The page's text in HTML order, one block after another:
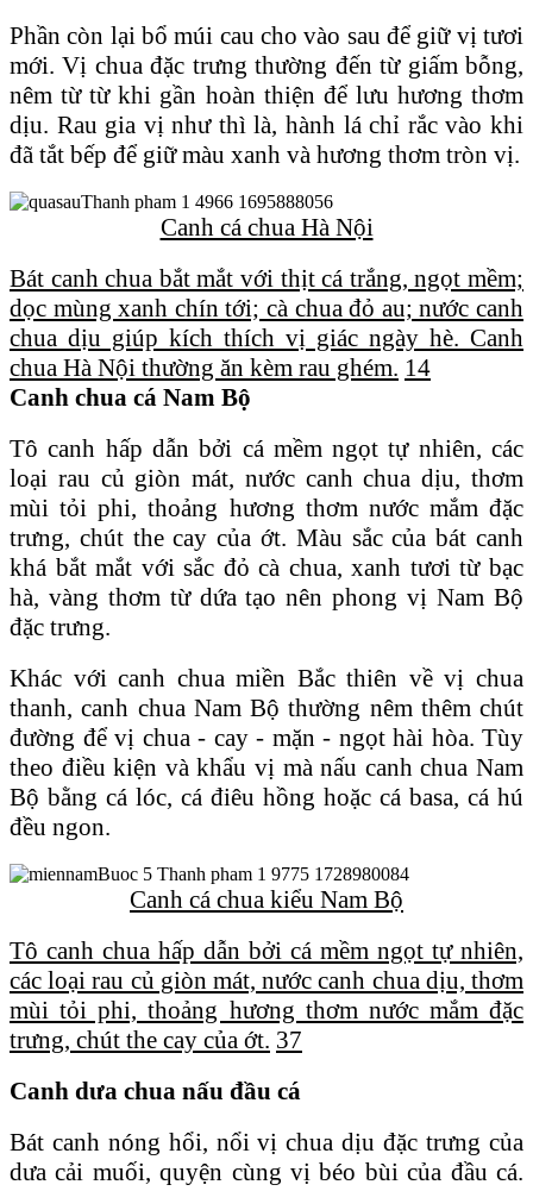
Phần còn lại bổ múi cau cho vào sau để giữ vị tươi
mới. Vị chua đặc trưng thường đến từ giấm bỗng,
nêm từ từ khi gần hoàn thiện để lưu hương thơm
dịu. Rau gia vị như thì là, hành lá chỉ rắc vào khi
đã tắt bếp để giữ màu xanh và hương thơm tròn vị.
Canh cá chua Hà Nội
Bát canh chua bắt mắt với thịt cá trắng, ngọt mềm;
dọc mùng xanh chín tới; cà chua đỏ au; nước canh
chua dịu giúp kích thích vị giác ngày hè. Canh
chua Hà Nội thường ăn kèm rau ghém. 14
Canh chua cá Nam Bộ
Tô canh hấp dẫn bởi cá mềm ngọt tự nhiên, các
loại rau củ giòn mát, nước canh chua dịu, thơm
mùi tỏi phi, thoảng hương thơm nước mắm đặc
trưng, chút the cay của ớt. Màu sắc của bát canh
khá bắt mắt với sắc đỏ cà chua, xanh tươi từ bạc
hà, vàng thơm từ dứa tạo nên phong vị Nam Bộ
đặc trưng.
Khác với canh chua miền Bắc thiên về vị chua
thanh, canh chua Nam Bộ thường nêm thêm chút
đường để vị chua - cay - mặn - ngọt hài hòa. Tùy
theo điều kiện và khẩu vị mà nấu canh chua Nam
Bộ bằng cá lóc, cá điêu hồng hoặc cá basa, cá hú
đều ngon.
Canh cá chua kiểu Nam Bộ
Tô canh chua hấp dẫn bởi cá mềm ngọt tự nhiên,
các loại rau củ giòn mát, nước canh chua dịu, thơm
mùi tỏi phi, thoảng hương thơm nước mắm đặc
trưng, chút the cay của ớt. 37
Canh dưa chua nấu đầu cá
Bát canh nóng hổi, nổi vị chua dịu đặc trưng của
dưa cải muối, quyện cùng vị béo bùi của đầu cá.